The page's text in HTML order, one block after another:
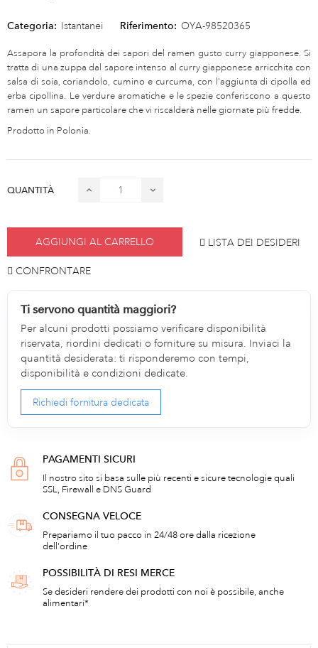
Categoria: Istantanei Riferimento: OYA-98520365
Assapora la profondità dei sapori del ramen gusto curry giapponese. Si
tratta di una zuppa dal sapore intenso al curry giapponese arricchita con
salsa di soia, coriandolo, cumino e curcuma, con l'aggiunta di cipolla ed
erba cipollina. Le verdure aromatiche e le spezie conferiscono a questo
ramen un sapore particolare che vi riscalderà nelle giornate più fredde.
Prodotto in Polonia.
QUANTITÀ
AGGIUNGI AL CARRELLO LISTA DEI DESIDERI
CONFRONTARE
Ti servono quantità maggiori?
Per alcuni prodotti possiamo verificare disponibilità
riservata, riordini dedicati o forniture su misura. Inviaci la
quantità desiderata: ti risponderemo con tempi,
disponibilità e condizioni dedicate.
Richiedi fornitura dedicata
PAGAMENTI SICURI
Il nostro sito si basa sulle più recenti e sicure tecnologie quali
SSL, Firewall e DNS Guard
CONSEGNA VELOCE
Prepariamo il tuo pacco in 24/48 ore dalla ricezione
dell'ordine
POSSIBILITÀ DI RESI MERCE
Se desideri rendere dei prodotti con noi è possibile, anche
alimentari*